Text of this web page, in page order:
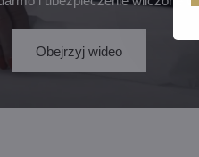
Obejrzyj wideo